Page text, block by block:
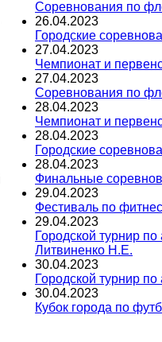
Соревнования по
26.04.2023
Городские
27.04.2023
Чемпионат и
27.04.2023
Соревнования по
28.04.2023
Чемпионат и
28.04.2023
Городские
28.04.2023
Финальные
29.04.2023
Фестиваль по
29.04.2023
Городской турнир
Литвиненко Н.Е.
30.04.2023
Городской турнир
30.04.2023
Кубок города по